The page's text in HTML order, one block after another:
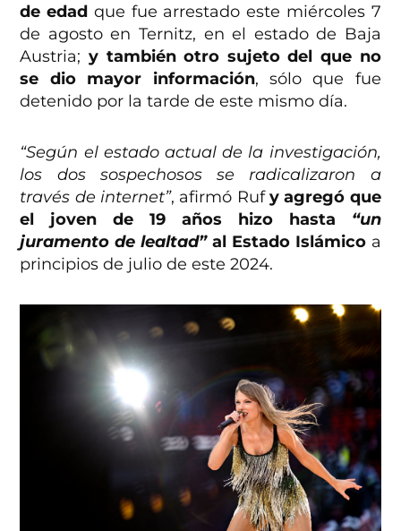
de edad que fue arrestado este miércoles 7
de agosto en Ternitz, en el estado de Baja
Austria;y también otro sujeto del que no
se dio mayor información, sólo que fue
detenido por la tarde de este mismo día.
“Según el estado actual de la investigación,
los dos sospechosos se radicalizaron a
través de internet”, afirmó Rufy agregó que
el joven de 19 años hizo hasta “un
juramento de lealtad” al Estado Islámicoa
principios de julio de este 2024.